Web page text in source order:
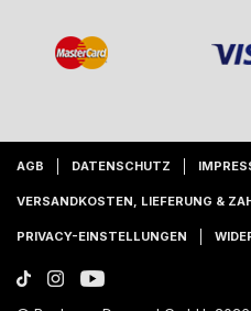
AGB DATENSCHUTZ
VERSANDKOSTEN, LIEFERUNG &
PRIVACY-EINSTELLUNGEN